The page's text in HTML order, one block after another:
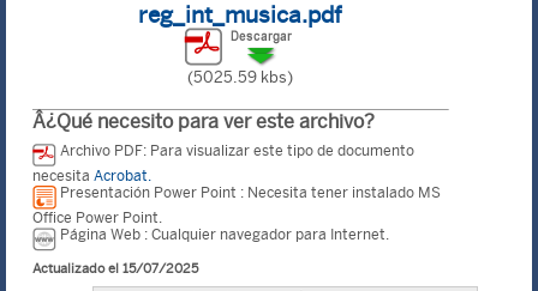
reg_int_musica.pdf
(5025.59 kbs)
Â¿Qué necesito para ver este archivo?
Archivo PDF: Para visualizar este tipo de documento
necesita Acrobat.
Presentación Power Point : Necesita tener instalado MS
Office Power Point.
Página Web : Cualquier navegador para Internet.
Actualizado el 15/07/2025